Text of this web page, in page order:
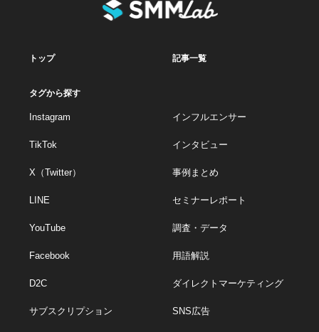
トップ 記事一覧
タグから探す
Instagram
TikTok
X（Twitter）
LINE
YouTube
Facebook
D2C
サブスクリプション
インフルエンサー
インタビュー
事例まとめ
セミナーレポート
調査・データ
用語解説
ダイレクトマーケティング
SNS広告